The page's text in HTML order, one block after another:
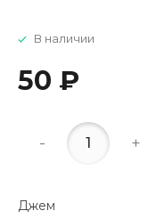
В наличии
50 ₽
- +
Джем